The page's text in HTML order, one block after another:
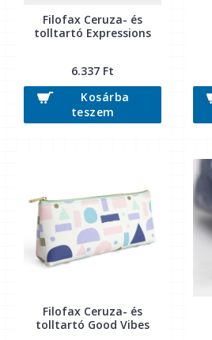
Filofax Ceruza- és
tolltartó Expressions
6.337 Ft
Kosárba
teszem
Filofax Ceruza- és
tolltartó Good Vibes